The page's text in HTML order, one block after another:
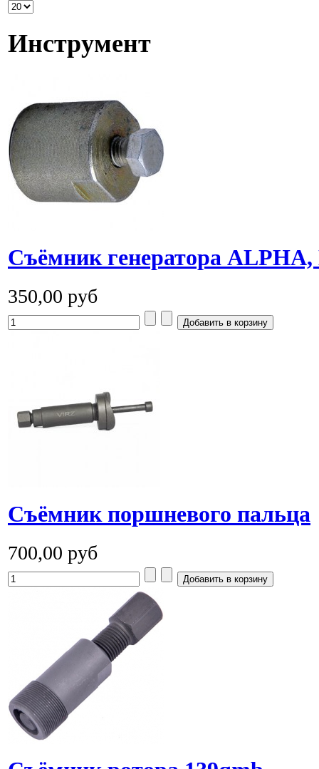
Инструмент
Cъёмник генератора
350,00 руб
Cъёмник поршневого пальца
700,00 руб